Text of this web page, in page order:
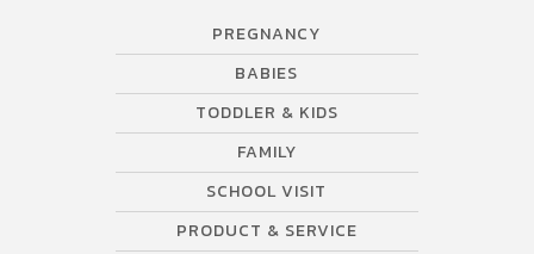
PREGNANCY
BABIES
TODDLER & KIDS
FAMILY
SCHOOL VISIT
PRODUCT & SERVICE